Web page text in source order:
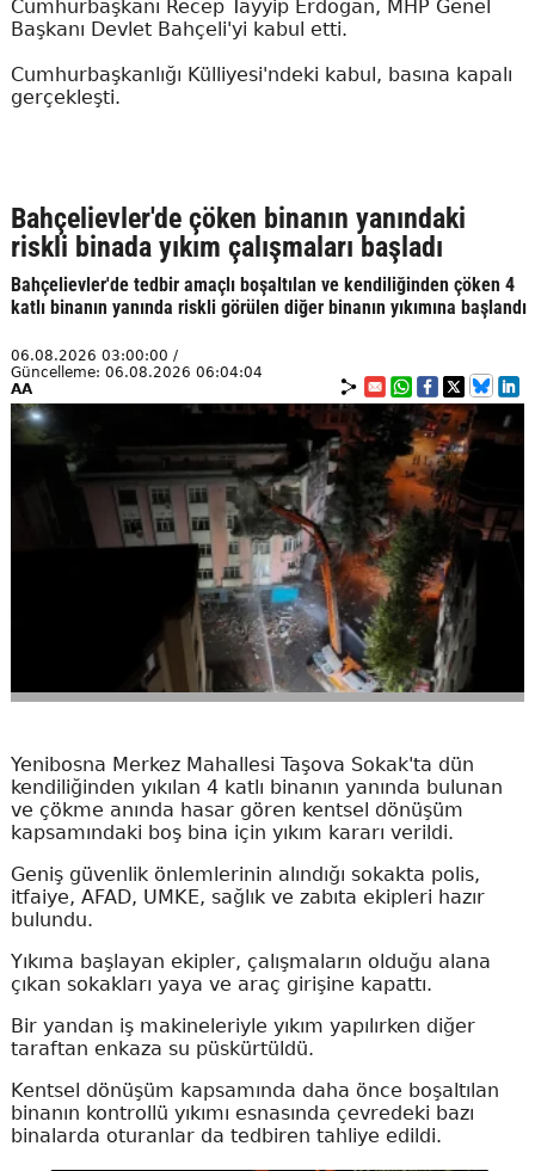
Cumhurbaşkanı Recep Tayyip Erdoğan, MHP Genel
Başkanı Devlet Bahçeli'yi kabul etti.
Cumhurbaşkanlığı Külliyesi'ndeki kabul, basına kapalı
gerçekleşti.
Bahçelievler'de çöken binanın yanındaki
riskli binada yıkım çalışmaları başladı
Bahçelievler'de tedbir amaçlı boşaltılan ve kendiliğinden çöken 4
katlı binanın yanında riskli görülen diğer binanın yıkımına başlandı
06.08.2026 03:00:00 /
Güncelleme: 06.08.2026 06:04:04
AA
Yenibosna Merkez Mahallesi Taşova Sokak'ta dün
kendiliğinden yıkılan 4 katlı binanın yanında bulunan
ve çökme anında hasar gören kentsel dönüşüm
kapsamındaki boş bina için yıkım kararı verildi.
Geniş güvenlik önlemlerinin alındığı sokakta polis,
itfaiye, AFAD, UMKE, sağlık ve zabıta ekipleri hazır
bulundu.
Yıkıma başlayan ekipler, çalışmaların olduğu alana
çıkan sokakları yaya ve araç girişine kapattı.
Bir yandan iş makineleriyle yıkım yapılırken diğer
taraftan enkaza su püskürtüldü.
Kentsel dönüşüm kapsamında daha önce boşaltılan
binanın kontrollü yıkımı esnasında çevredeki bazı
binalarda oturanlar da tedbiren tahliye edildi.